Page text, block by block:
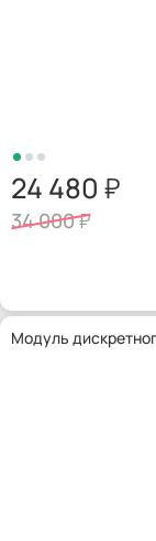
24 480
34 000
Модуль